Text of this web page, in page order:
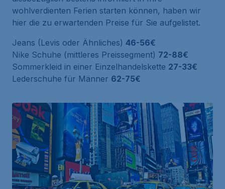
wohlverdienten Ferien starten können, haben wir
hier die zu erwartenden Preise für Sie aufgelistet.
Jeans (Levis oder Ähnliches) 46-56€
Nike Schuhe (mittleres Preissegment) 72-88€
Sommerkleid in einer Einzelhandelskette 27-33€
Lederschuhe für Männer 62-75€